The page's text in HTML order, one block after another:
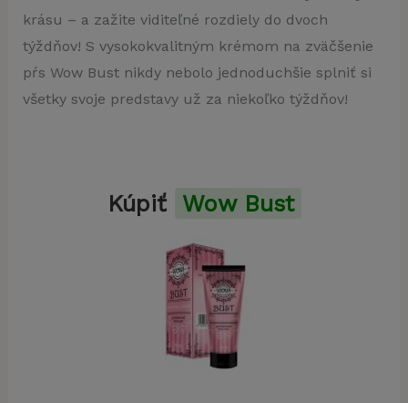
krásu – a zažite viditeľné rozdiely do dvoch
týždňov! S vysokokvalitným krémom na zväčšenie
pŕs Wow Bust nikdy nebolo jednoduchšie splniť si
všetky svoje predstavy už za niekoľko týždňov!
Kúpiť Wow Bust